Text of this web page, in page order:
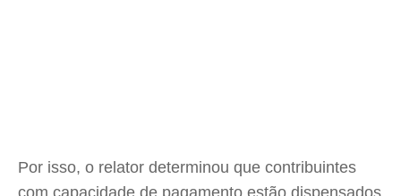
Por isso, o relator determinou que contribuintes
com capacidade de pagamento estão dispensados